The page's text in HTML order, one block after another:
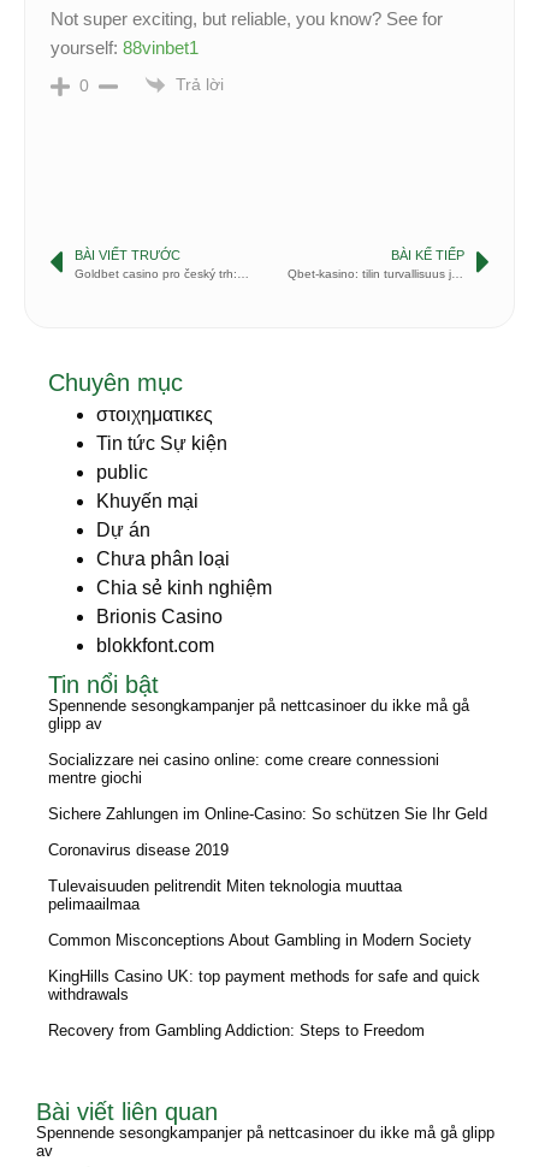
Not super exciting, but reliable, you know? See for
yourself: 88vinbet1
0 Trả lời
BÀI VIẾT TRƯỚC BÀI KẾ TIẾP
Chuyên mục
στοιχηματικες
Tin tức Sự kiện
public
Khuyến mại
Dự án
Chưa phân loại
Chia sẻ kinh nghiệm
Brionis Casino
blokkfont.com
Tin nổi bật
Spennende sesongkampanjer på nettcasinoer du ikke må gå
glipp av
Socializzare nei casino online: come creare connessioni
mentre giochi
Sichere Zahlungen im Online-Casino: So schützen Sie Ihr Geld
Coronavirus disease 2019
Tulevaisuuden pelitrendit Miten teknologia muuttaa
pelimaailmaa
Common Misconceptions About Gambling in Modern Society
KingHills Casino UK: top payment methods for safe and quick
withdrawals
Recovery from Gambling Addiction: Steps to Freedom
Bài viết liên quan
Spennende sesongkampanjer på nettcasinoer du ikke må gå glipp
av